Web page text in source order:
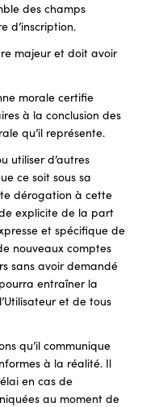
des champs
d’inscription.
majeur et doit avoir
morale certifie
à la conclusion des
qu’il représente.
utiliser d’autres
ce soit sous sa
dérogation à cette
explicite de la part
et spécifique de
nouveaux comptes
sans avoir demandé
entraîner la
et de tous
qu’il communique
à la réalité. Il
en cas de
au moment de